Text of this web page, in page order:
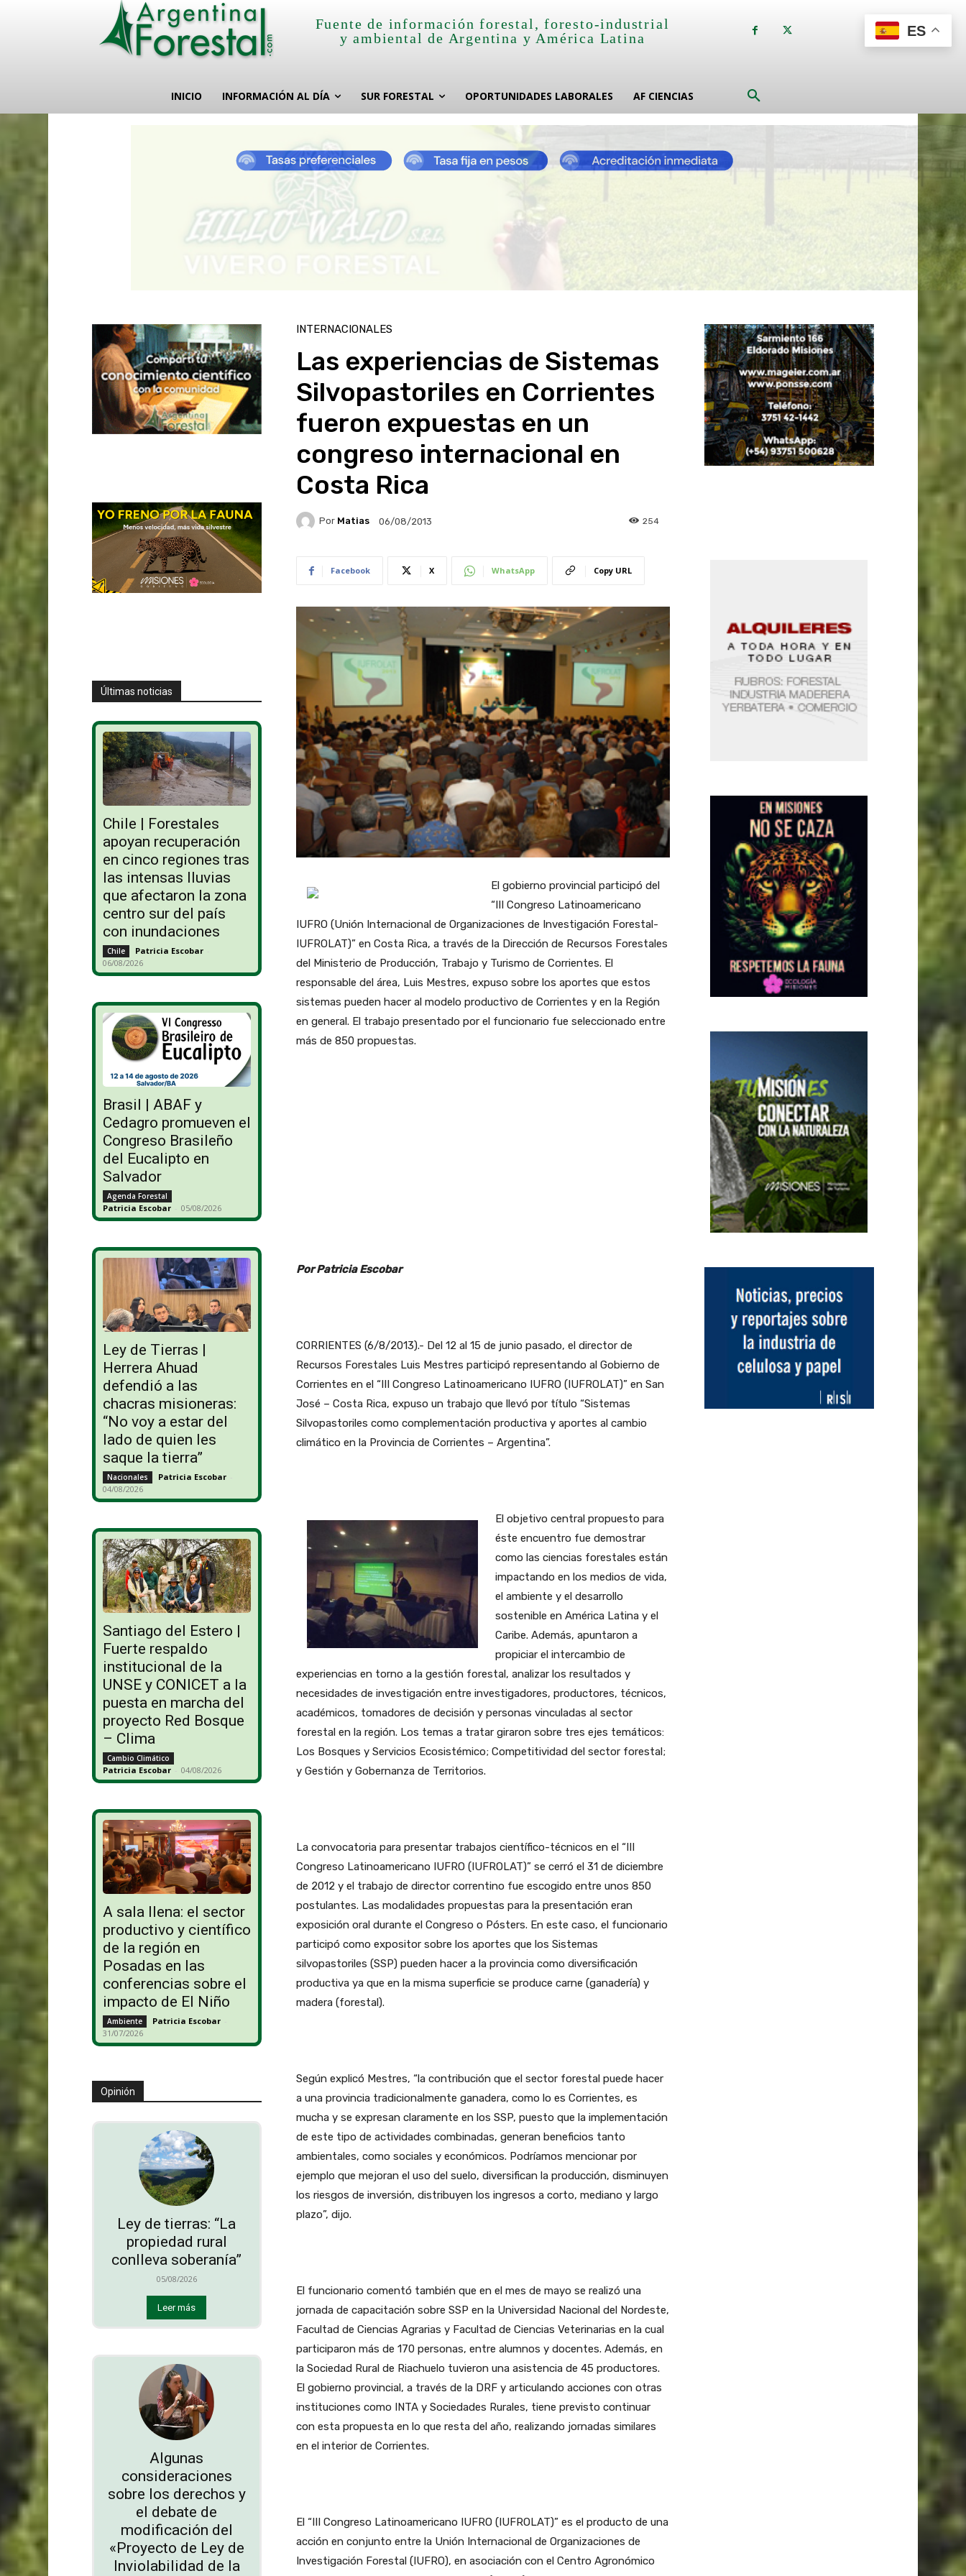
Fuente de información forestal, foresto-industrial
y ambiental de Argentina y América Latina
INICIO INFORMACIÓN AL DÍA SUR FORESTAL OPORTUNIDADES LABORALES AF CIENCIAS
Últimas noticias
Chile | Forestales
apoyan recuperación
en cinco regiones tras
las intensas lluvias
que afectaron la zona
centro sur del país
con inundaciones
Chile Patricia Escobar -
06/08/2026
Brasil | ABAF y
Cedagro promueven el
Congreso Brasileño
del Eucalipto en
Salvador
Agenda Forestal
Patricia Escobar - 05/08/2026
Ley de Tierras |
Herrera Ahuad
defendió a las
chacras misioneras:
“No voy a estar del
lado de quien les
saque la tierra”
Nacionales Patricia Escobar -
04/08/2026
Santiago del Estero |
Fuerte respaldo
institucional de la
UNSE y CONICET a la
puesta en marcha del
proyecto Red Bosque
– Clima
Cambio Climático
Patricia Escobar - 04/08/2026
A sala llena: el sector
productivo y científico
de la región en
Posadas en las
conferencias sobre el
impacto de El Niño
Ambiente Patricia Escobar -
31/07/2026
Opinión
Ley de tierras: “La
propiedad rural
conlleva soberanía”
05/08/2026
Leer más
Algunas
consideraciones
sobre los derechos y
el debate de
modificación del
«Proyecto de Ley de
Inviolabilidad de la
INTERNACIONALES
Las experiencias de Sistemas
Silvopastoriles en Corrientes
fueron expuestas en un
congreso internacional en
Costa Rica
Por Matias 06/08/2013 254
Facebook X WhatsApp Copy URL
El gobierno provincial participó del
“III Congreso Latinoamericano
IUFRO (Unión Internacional de Organizaciones de Investigación Forestal-
IUFROLAT)” en Costa Rica, a través de la Dirección de Recursos Forestales
del Ministerio de Producción, Trabajo y Turismo de Corrientes. El
responsable del área, Luis Mestres, expuso sobre los aportes que estos
sistemas pueden hacer al modelo productivo de Corrientes y en la Región
en general. El trabajo presentado por el funcionario fue seleccionado entre
más de 850 propuestas.
Por Patricia Escobar
CORRIENTES (6/8/2013).- Del 12 al 15 de junio pasado, el director de
Recursos Forestales Luis Mestres participó representando al Gobierno de
Corrientes en el “III Congreso Latinoamericano IUFRO (IUFROLAT)” en San
José – Costa Rica, expuso un trabajo que llevó por título “Sistemas
Silvopastoriles como complementación productiva y aportes al cambio
climático en la Provincia de Corrientes – Argentina”.
El objetivo central propuesto para
éste encuentro fue demostrar
como las ciencias forestales están
impactando en los medios de vida,
el ambiente y el desarrollo
sostenible en América Latina y el
Caribe. Además, apuntaron a
propiciar el intercambio de
experiencias en torno a la gestión forestal, analizar los resultados y
necesidades de investigación entre investigadores, productores, técnicos,
académicos, tomadores de decisión y personas vinculadas al sector
forestal en la región. Los temas a tratar giraron sobre tres ejes temáticos:
Los Bosques y Servicios Ecosistémico; Competitividad del sector forestal;
y Gestión y Gobernanza de Territorios.
La convocatoria para presentar trabajos científico-técnicos en el “III
Congreso Latinoamericano IUFRO (IUFROLAT)” se cerró el 31 de diciembre
de 2012 y el trabajo de director correntino fue escogido entre unos 850
postulantes. Las modalidades propuestas para la presentación eran
exposición oral durante el Congreso o Pósters. En este caso, el funcionario
participó como expositor sobre los aportes que los Sistemas
silvopastoriles (SSP) pueden hacer a la provincia como diversificación
productiva ya que en la misma superficie se produce carne (ganadería) y
madera (forestal).
Según explicó Mestres, “la contribución que el sector forestal puede hacer
a una provincia tradicionalmente ganadera, como lo es Corrientes, es
mucha y se expresan claramente en los SSP, puesto que la implementación
de este tipo de actividades combinadas, generan beneficios tanto
ambientales, como sociales y económicos. Podríamos mencionar por
ejemplo que mejoran el uso del suelo, diversifican la producción, disminuyen
los riesgos de inversión, distribuyen los ingresos a corto, mediano y largo
plazo”, dijo.
El funcionario comentó también que en el mes de mayo se realizó una
jornada de capacitación sobre SSP en la Universidad Nacional del Nordeste,
Facultad de Ciencias Agrarias y Facultad de Ciencias Veterinarias en la cual
participaron más de 170 personas, entre alumnos y docentes. Además, en
la Sociedad Rural de Riachuelo tuvieron una asistencia de 45 productores.
El gobierno provincial, a través de la DRF y articulando acciones con otras
instituciones como INTA y Sociedades Rurales, tiene previsto continuar
con esta propuesta en lo que resta del año, realizando jornadas similares
en el interior de Corrientes.
El “III Congreso Latinoamericano IUFRO (IUFROLAT)” es el producto de una
acción en conjunto entre la Unión Internacional de Organizaciones de
Investigación Forestal (IUFRO), en asociación con el Centro Agronómico
ES